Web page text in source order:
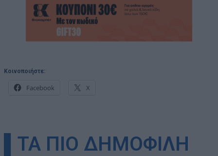
Κοινοποιήστε:
Facebook X
▌ΤΑ ΠΙΟ ΔΗΜΟΦΙΛΗ